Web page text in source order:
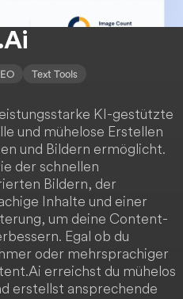
Text Tools
KI-gestützte
und mühelose Erstellen
und Bildern ermöglicht.
der schnellen
Bildern, der
Inhalte und einer
um deine Content-
Egal ob du
oder mehrsprachiger
erreichst du mühelos
erstellst ansprechende